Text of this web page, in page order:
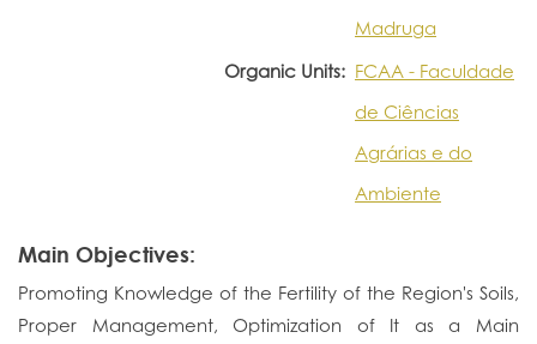
Madruga
Organic Units: FCAA - Faculdade
de Ciências
Agrárias e do
Ambiente
Main Objectives:
Promoting Knowledge of the Fertility of the Region's Soils,
Proper Management, Optimization of It as a Main